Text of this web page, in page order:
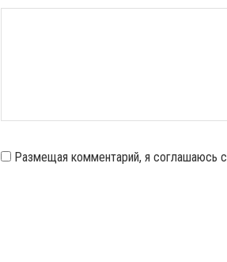
Размещая комментарий, я соглашаюсь с